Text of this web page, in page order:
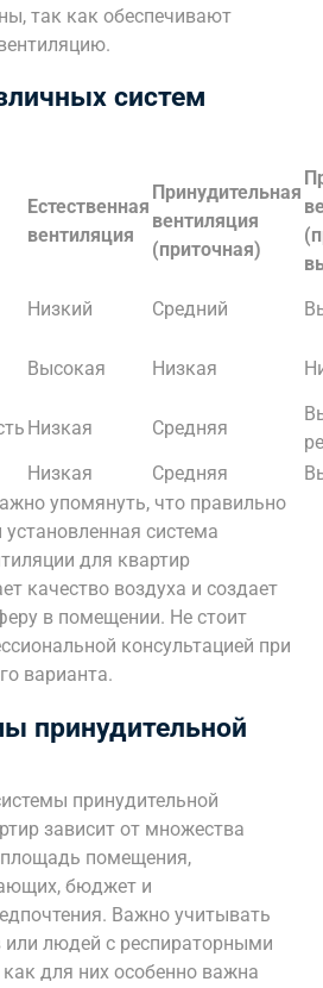
так как обеспечивают
систем
Естественная
вентиляция
Принудительная
вентиляция
(приточная)
Низкий Средний
Высокая Низкая
Низкая Средняя
Низкая Средняя
упомянуть, что правильно
система
для квартир
качество воздуха и создает
в помещении. Не стоит
консультацией при
варианта.
принудительной
принудительной
зависит от множества
помещения,
бюджет и
Важно учитывать
или людей с респираторными
для них особенно важна